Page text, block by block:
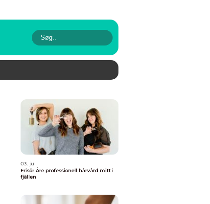
03. jul
Frisör Åre professionell hårvård mitt i
fjällen